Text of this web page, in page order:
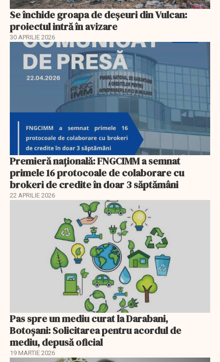
Se închide groapa de deșeuri din Vulcan:
proiectul intră în avizare
30 APRILIE 2026
Premieră națională: FNGCIMM a semnat
primele 16 protocoale de colaborare cu
brokeri de credite în doar 3 săptămâni
22 APRILIE 2026
Pas spre un mediu curat la Darabani,
Botoşani: Solicitarea pentru acordul de
mediu, depusă oficial
19 MARTIE 2026